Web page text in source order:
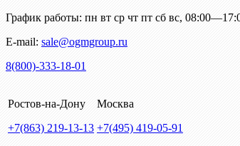
График работы: пн вт ср чт пт сб вс,
E-mail: sale@ogmgroup.ru
8(800)-333-18-01
Ростов-на-Дону
+7(863) 219-13-13
Москва
+7(495) 419-05-91